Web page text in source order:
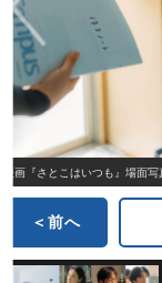
映画『さとこはいつも』場面
＜前へ